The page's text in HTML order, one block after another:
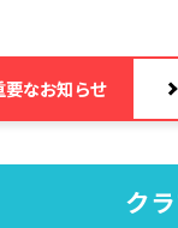
要なお知らせ
ク